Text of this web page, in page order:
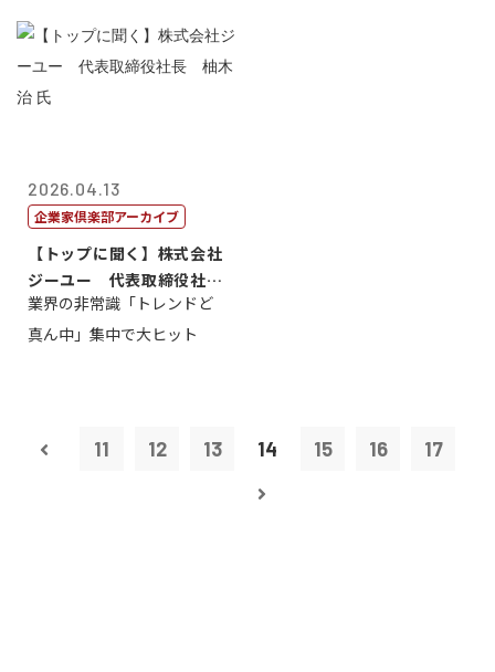
2026.04.13
企業家倶楽部アーカイブ
【トップに聞く】株式会社
ジーユー 代表取締役社
長 柚木 治 ...
業界の非常識「トレンドど
真ん中」集中で大ヒット
11 12 13 14 15 16 17